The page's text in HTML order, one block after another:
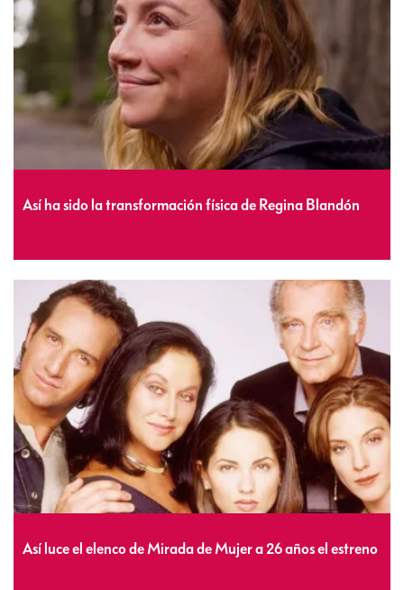
Así ha sido la transformación física de Regina Blandón
Así luce el elenco de Mirada de Mujer a 26 años el estreno